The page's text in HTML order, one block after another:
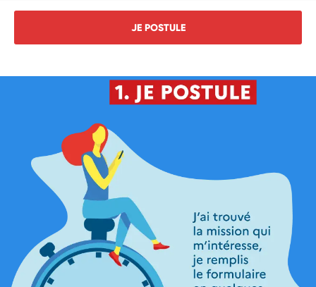
JE POSTULE